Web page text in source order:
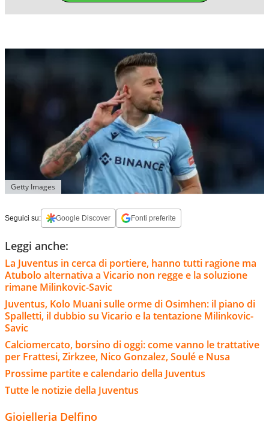
Getty Images
Seguici su: Google Discover Fonti preferite
Leggi anche:
La Juventus in cerca di portiere, hanno tutti ragione ma
Atubolo alternativa a Vicario non regge e la soluzione
rimane Milinkovic-Savic
Juventus, Kolo Muani sulle orme di Osimhen: il piano di
Spalletti, il dubbio su Vicario e la tentazione Milinkovic-
Savic
Calciomercato, borsino di oggi: come vanno le trattative
per Frattesi, Zirkzee, Nico Gonzalez, Soulé e Nusa
Prossime partite e calendario della Juventus
Tutte le notizie della Juventus
Gioielleria Delfino